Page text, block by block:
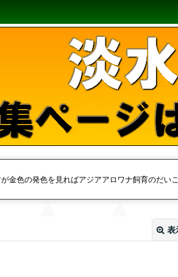
金色の発色を見ればアジアアロワナ飼育のだい
表